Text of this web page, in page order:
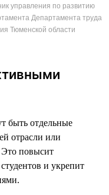
управления по развитию
Департамента труда
Тюменской области
быть отдельные
отрасли или
Это повысит
и укрепит